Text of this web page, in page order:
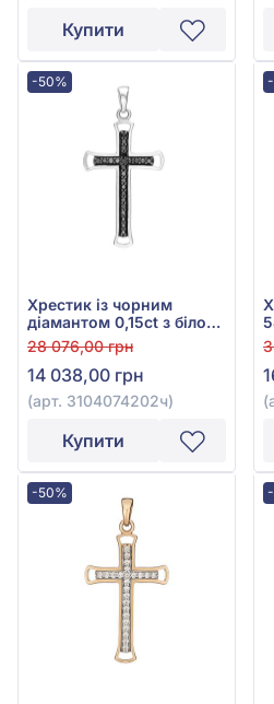
Купити
-50%
Хрестик із чорним
діамантом 0,15ct з білого
золота 585°, арт.
3104074202ч
28 076,00 грн
14 038,00 грн
(арт. 3104074202ч)
Купити
-50%